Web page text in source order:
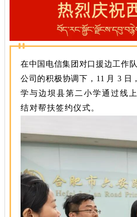
在中国电信集团对口援边工作
公司的积极协调下，11 月 3 日
学与边坝县第二小学通过线
结对帮扶签约仪式。